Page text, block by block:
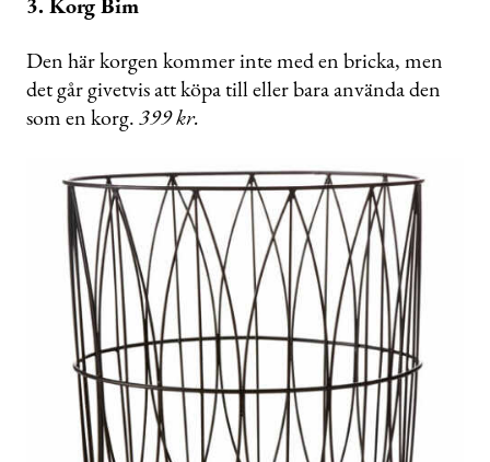
Den här korgen kommer inte med en bricka, men
det går givetvis att köpa till eller bara använda den
som en korg.399 kr.